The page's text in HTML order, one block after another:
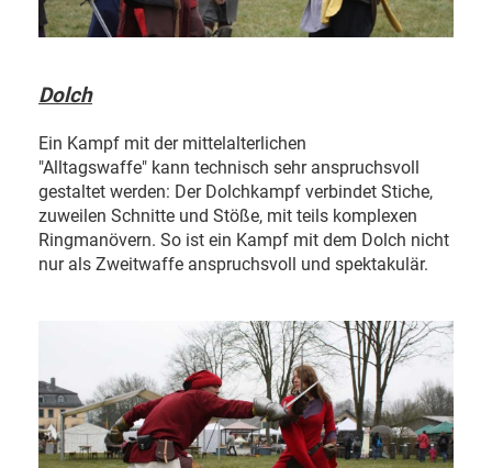
Dolch
Ein Kampf mit der mittelalterlichen
"Alltagswaffe" kann technisch sehr anspruchsvoll
gestaltet werden: Der Dolchkampf verbindet Stiche,
zuweilen Schnitte und Stöße, mit teils komplexen
Ringmanövern. So ist ein Kampf mit dem Dolch nicht
nur als Zweitwaffe anspruchsvoll und spektakulär.